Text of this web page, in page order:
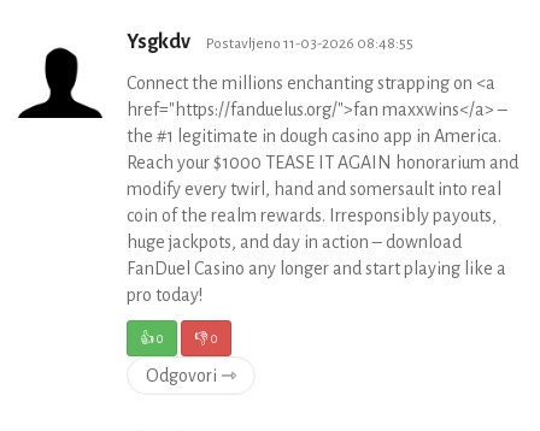
Ysgkdv Postavljeno 11-03-2026 08:48:55
Connect the millions enchanting strapping on <a
href="https://fanduelus.org/">fan maxxwins</a> –
the #1 legitimate in dough casino app in America.
Reach your $1000 TEASE IT AGAIN honorarium and
modify every twirl, hand and somersault into real
coin of the realm rewards. Irresponsibly payouts,
huge jackpots, and day in action – download
FanDuel Casino any longer and start playing like a
pro today!
👍0 👎0
Odgovori ⇾